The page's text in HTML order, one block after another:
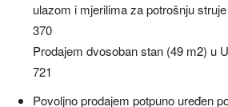
ulazom i mjerilima za potrošnju
370
Prodajem dvosoban stan (49 m2) u
721
Povoljno prodajem potpuno uređen